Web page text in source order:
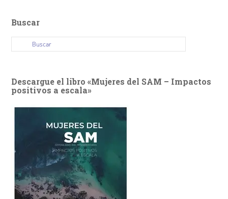
Buscar
Descargue el libro «Mujeres del SAM – Impactos
positivos a escala»